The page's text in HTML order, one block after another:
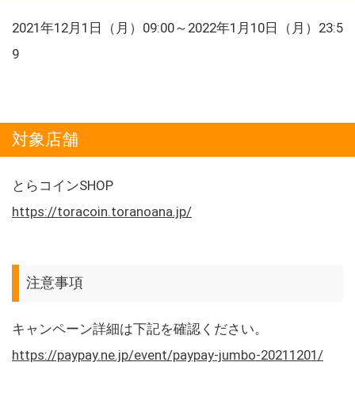
2021年12月1日（月）09:00～2022年1月10日（月）23:5
9
対象店舗
とらコインSHOP
https://toracoin.toranoana.jp/
注意事項
キャンペーン詳細は下記を確認ください。
https://paypay.ne.jp/event/paypay-jumbo-20211201/